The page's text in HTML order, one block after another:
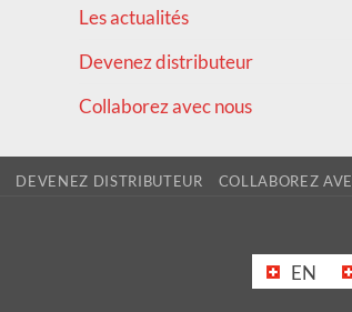
Les actualités
Devenez distributeur
Collaborez avec nous
DEVENEZ DISTRIBUTEUR COLLABOREZ
EN